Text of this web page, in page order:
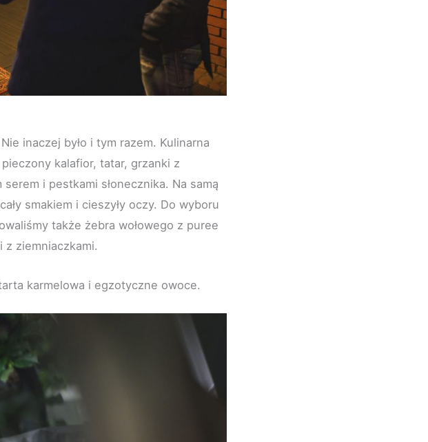
inaczej było i tym razem. Kulinarna
kalafior, tatar, grzanki z
i pestkami słonecznika. Na samą
smakiem i cieszyły oczy. Do wyboru
także żebra wołowego z puree
ziemniaczkami.
karmelowa i egzotyczne owoce.